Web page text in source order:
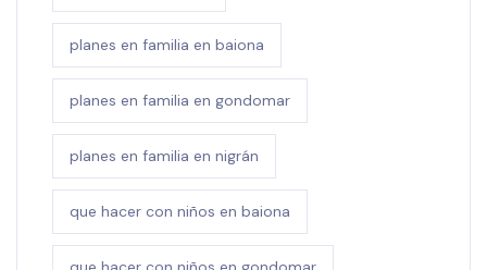
planes en familia en baiona
planes en familia en gondomar
planes en familia en nigrán
que hacer con niños en baiona